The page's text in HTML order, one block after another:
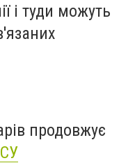
і туди можуть
продовжує